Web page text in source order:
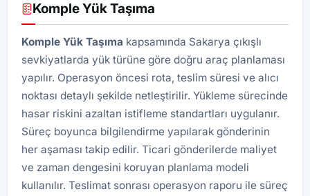
Komple Yük Taşıma
Komple Yük Taşıma kapsamında Sakarya çıkışlı
sevkiyatlarda yük türüne göre doğru araç planlaması
yapılır. Operasyon öncesi rota, teslim süresi ve alıcı
noktası detaylı şekilde netleştirilir. Yükleme sürecinde
hasar riskini azaltan istifleme standartları uygulanır.
Süreç boyunca bilgilendirme yapılarak gönderinin
her aşaması takip edilir. Ticari gönderilerde maliyet
ve zaman dengesini koruyan planlama modeli
kullanılır. Teslimat sonrası operasyon raporu ile süreç